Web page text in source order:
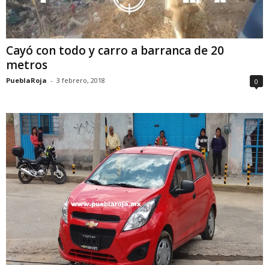
Cayó con todo y carro a barranca de 20
metros
PueblaRoja - 3 febrero, 2018 0